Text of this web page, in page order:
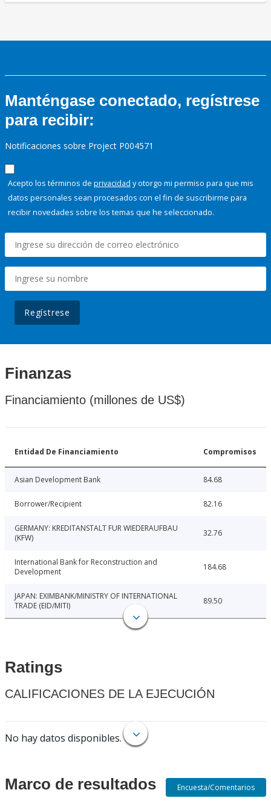
Manténgase conectado, regístrese
para recibir:
Notificaciones sobre Project P004571
Acepto los términos de privacidad y otorgo mi permiso para que mis
datos personales sean procesados con el fin de suscribirme para
recibir novedades sobre los temas que he seleccionado.
Regístrese
Finanzas
Financiamiento (millones de US$)
Entidad De Financiamiento Compromisos
Asian Development Bank 84.68
Borrower/Recipient 82.16
GERMANY: KREDITANSTALT FUR WIEDERAUFBAU
(KFW)
32.76
International Bank for Reconstruction and
Development
184.68
JAPAN: EXIMBANK/MINISTRY OF INTERNATIONAL
TRADE (EID/MITI)
89.50
Ratings
CALIFICACIONES DE LA EJECUCIÓN
No hay datos disponibles.
Marco de resultados Encuesta/Comentarios